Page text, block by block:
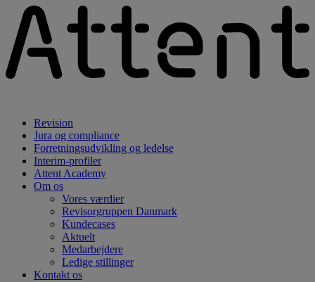
Revision
Jura og compliance
Forretningsudvikling og ledelse
Interim-profiler
Attent Academy
Om os
Vores værdier
Revisorgruppen Danmark
Kundecases
Aktuelt
Medarbejdere
Ledige stillinger
Kontakt os